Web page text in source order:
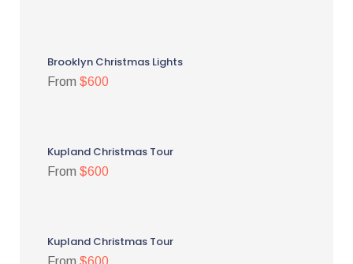
Brooklyn Christmas Lights
From $600
Kupland Christmas Tour
From $600
Kupland Christmas Tour
From $600